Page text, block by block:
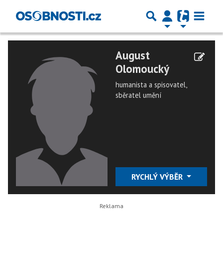
August
Olomoucký
humanista a spisovatel,
sběratel umění
RYCHLÝ VÝBĚR